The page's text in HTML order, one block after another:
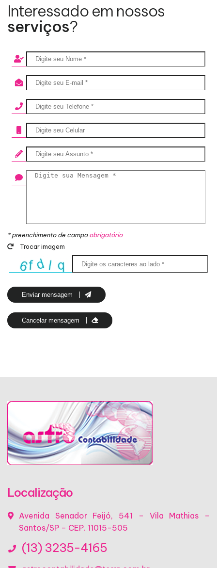
Interessado em nossos
serviços?
* preenchimento de campoobrigatório
Trocar imagem
Enviar mensagem
Cancelar mensagem
Localização
Avenida Senador Feijó, 541 – Vila Mathias –
Santos/SP – CEP. 11015-505
(13) 3235-4165